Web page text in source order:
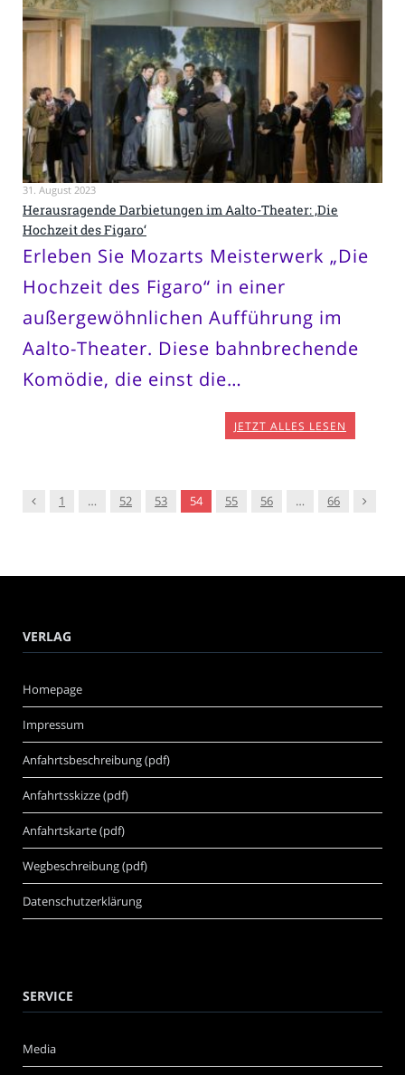
31. August 2023
Herausragende Darbietungen im Aalto-Theater: ‚Die
Hochzeit des Figaro‘
Erleben Sie Mozarts Meisterwerk „Die
Hochzeit des Figaro“ in einer
außergewöhnlichen Aufführung im
Aalto-Theater. Diese bahnbrechende
Komödie, die einst die…
JETZT ALLES LESEN
Vorgänger
1 … 52 53 54 55 56 … 66
VERLAG
Homepage
Impressum
Anfahrtsbeschreibung (pdf)
Anfahrtsskizze (pdf)
Anfahrtskarte (pdf)
Wegbeschreibung (pdf)
Datenschutzerklärung
SERVICE
Media